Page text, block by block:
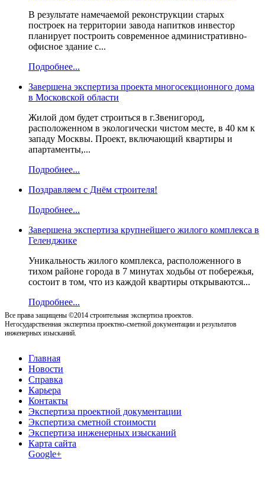
В результате намечаемой реконструкции старых
построек на территории завода напитков инвестор
планирует построить современное административно-
офисное здание с...
Подробнее...
Завершена экспертиза проекта многосекционного дома
в Московской области
Жилой дом будет строиться в г.Звенигород,
расположенном в экологически чистом месте, в 40 км к
западу Москвы. Проект, включающий квартиры и
апартаменты,...
Подробнее...
Поздравляем с Днём строителя!
Подробнее...
Завершена экспертиза крупнейшего жилого комплекса в
Геленджике
Уникальность жилого комплекса, расположенного в
тихом районе города в 7 минутах ходьбы от побережья,
состоит в том, что из каждой квартиры открываются...
Подробнее...
Все права защищены ©2014 строительная экспертиза проектов.
Негосударственная экспертиза проектно-сметной документации и результатов
инженерных изысканий.
Главная
Новости
Справка
Карьера
Контакты
Экспертиза проектной документации
Экспертиза сметной стоимости
Экспертиза инженерных изысканий
Карта сайта
Google+